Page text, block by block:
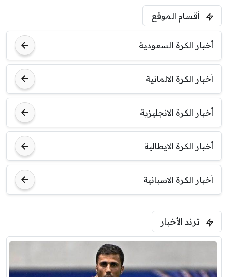
أقسام الموقع
أخبار الكرة السعودية
أخبار الكرة الالمانية
أخبار الكرة الانجليزية
أخبار الكرة الايطالية
أخبار الكرة الاسبانية
ترند الأخبار